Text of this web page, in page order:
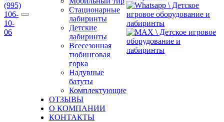
(995)
106-
10-
06
Стационарные
лабиринты
Детские
лабиринты
Всесезонная
тюбинговая
горка
Надувные
батуты
Комплектующие
ОТЗЫВЫ
О КОМПАНИИ
КОНТАКТЫ